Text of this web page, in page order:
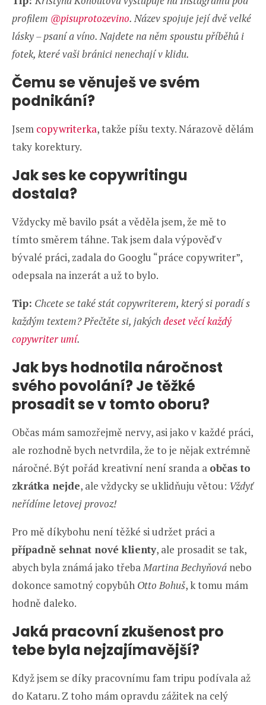
profilem @pisuprotozevino. Název spojuje její dvě velké
lásky – psaní a víno. Najdete na něm spoustu příběhů i
fotek, které vaši bránici nenechají v klidu.
Čemu se věnuješ ve svém
podnikání?
Jsem copywriterka, takže píšu texty. Nárazově dělám
taky korektury.
Jak ses ke copywritingu
dostala?
Vždycky mě bavilo psát a věděla jsem, že mě to
tímto směrem táhne. Tak jsem dala výpověď v
bývalé práci, zadala do Googlu “práce copywriter”,
odepsala na inzerát a už to bylo.
Tip: Chcete se také stát copywriterem, který si poradí s
každým textem? Přečtěte si, jakýchdeset věcí každý
copywriter umí.
Jak bys hodnotila náročnost
svého povolání? Je těžké
prosadit se v tomto oboru?
Občas mám samozřejmě nervy, asi jako v každé práci,
ale rozhodně bych netvrdila, že to je nějak extrémně
náročné. Být pořád kreativní není sranda a občas to
zkrátka nejde, ale vždycky se uklidňuju větou: Vždyť
neřídíme letovej provoz!
Pro mě díkybohu není těžké si udržet práci a
případně sehnat nové klienty, ale prosadit se tak,
abych byla známá jako třebaMartina Bechyňová nebo
dokonce samotný copybůh Otto Bohuš, k tomu mám
hodně daleko.
Jaká pracovní zkušenost pro
tebe byla nejzajímavější?
Když jsem se díky pracovnímu fam tripu podívala až
do Kataru. Z toho mám opravdu zážitek na celý